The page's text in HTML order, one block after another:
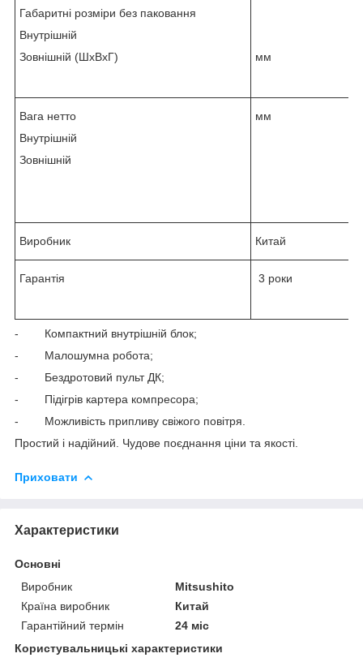
Габаритні розміри без паковання
Внутрішній
Зовнішній (ШхВхГ)
мм
Вага нетто
Внутрішній
Зовнішній
мм
Виробник Китай
Гарантія 3 роки
- Компактний внутрішній блок;
- Малошумна робота;
- Бездротовий пульт ДК;
- Підігрів картера компресора;
- Можливість припливу свіжого повітря.
Простий і надійний. Чудове поєднання ціни та якості.
Приховати
Характеристики
Основні
Виробник
Mitsushito
Країна виробник
Китай
Гарантійний термін
24 міс
Користувальницькі характеристики